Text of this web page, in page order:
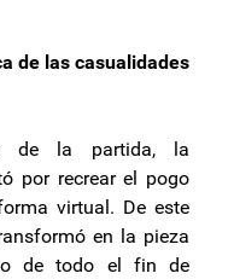
de las casualidades
de la partida, la
por recrear el pogo
virtual. De este
en la pieza
de todo el fin de